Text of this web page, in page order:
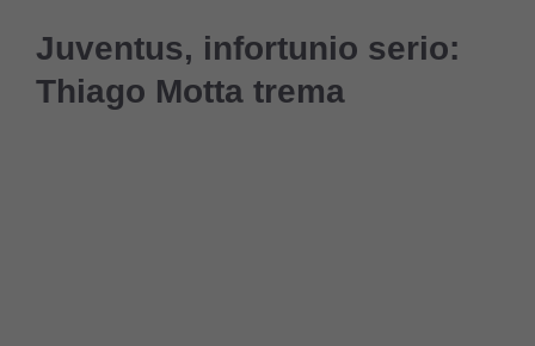
Juventus, infortunio serio:
Thiago Motta trema